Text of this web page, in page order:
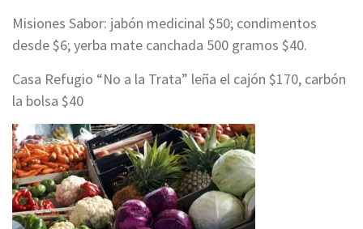
Misiones Sabor: jabón medicinal $50; condimentos
desde $6; yerba mate canchada 500 gramos $40.
Casa Refugio “No a la Trata” leña el cajón $170, carbón
la bolsa $40